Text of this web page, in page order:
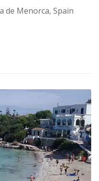
de Menorca, Spain